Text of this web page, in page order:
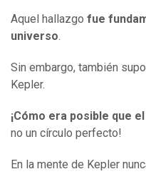
Aquel hallazgo fue
universo.
Sin embargo, también
Kepler.
¡Cómo era posible que
no un círculo perfecto!
En la mente de Kepler